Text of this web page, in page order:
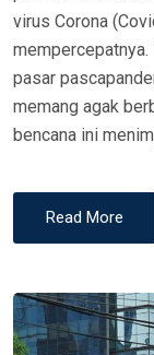
virus Corona
mempercepatnya.
pasar
memang agak
bencana ini
Read More